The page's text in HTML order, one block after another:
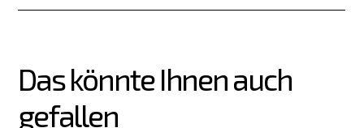
Das könnte Ihnen auch
gefallen